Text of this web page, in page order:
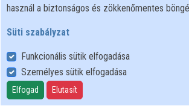
Társadalmi változások
Technológia szociális alakítása
Vállalati szociológia
Városszociológia
Vidékszociológia
használ a biztonságos és zökkenőmentes
Süti szabályzat
Funkcionális sütik elfogadása
Személyes sütik elfogadása
Elfogad Elutasít